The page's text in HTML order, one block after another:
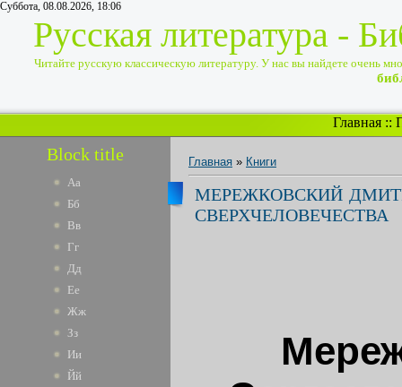
Суббота, 08.08.2026, 18:06
Русская литература -
Читайте русскую классическую литературу. У нас вы найдете очень
Главная ::
Block title
Аа
Бб
Вв
Гг
Дд
Ее
Жж
Зз
Ии
Йй
Главная » Книги
МЕРЕЖКОВСКИЙ
СВЕРХЧЕЛОВЕЧЕСТВА